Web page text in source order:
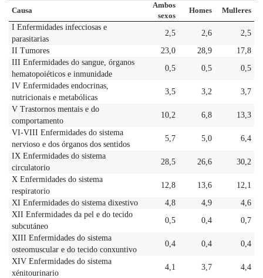
Causa
Ambos
sexos
Homes
Mulleres
I Enfermidades infecciosas e
parasitarias
2,5 2,6
2,5
II Tumores
23,0 28,9
17,8
III Enfermidades do sangue, órganos
hematopoiéticos e inmunidade
0,5 0,5
0,5
IV Enfermidades endocrinas,
nutricionais e metabólicas
3,5 3,2
3,7
V Trastornos mentais e do
comportamento
10,2 6,8
13,3
VI-VIII Enfermidades do sistema
nervioso e dos órganos dos sentidos
5,7 5,0
6,4
IX Enfermidades do sistema
circulatorio
28,5 26,6
30,2
X Enfermidades do sistema
respiratorio
12,8 13,6
12,1
XI Enfermidades do sistema dixestivo
4,8 4,9
4,6
XII Enfermidades da pel e do tecido
subcutáneo
0,5 0,4
0,7
XIII Enfermidades do sistema
osteomuscular e do tecido conxuntivo
0,4 0,4
0,4
XIV Enfermidades do sistema
xénitourinario
4,1 3,7
4,4